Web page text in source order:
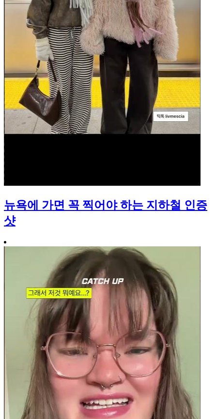
뉴욕에 가면 꼭 찍어야 하는 지하철 인증
샷